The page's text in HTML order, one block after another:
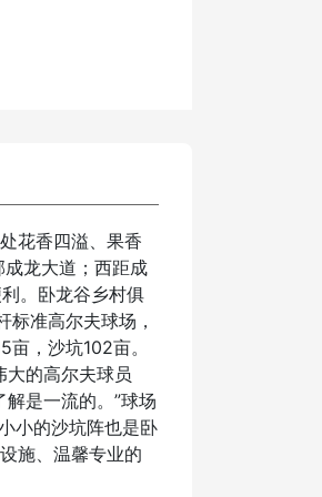
花香四溢、果香
龙大道；西距成
。卧龙谷乡村俱
准高尔夫球场，
，沙坑102亩。
大的高尔夫球员
是一流的。”球场
小的沙坑阵也是卧
施、温馨专业的